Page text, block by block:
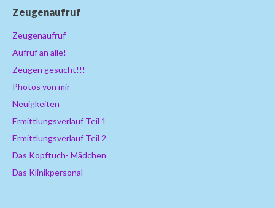
Zeugenaufruf
Zeugenaufruf
Aufruf an alle!
Zeugen gesucht!!!
Photos von mir
Neuigkeiten
Ermittlungsverlauf Teil 1
Ermittlungsverlauf Teil 2
Das Kopftuch- Mädchen
Das Klinikpersonal